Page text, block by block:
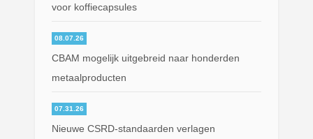
voor koffiecapsules
08.07.26
CBAM mogelijk uitgebreid naar honderden
metaalproducten
07.31.26
Nieuwe CSRD-standaarden verlagen